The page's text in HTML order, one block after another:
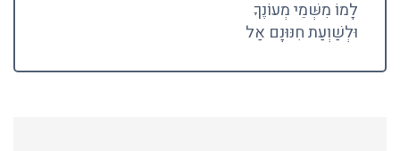
לָמוֹ מִשְּׁמֵי מְעוֹנֶךָ
וּלְשַׁוְעַת חִנּוּנָם אַל